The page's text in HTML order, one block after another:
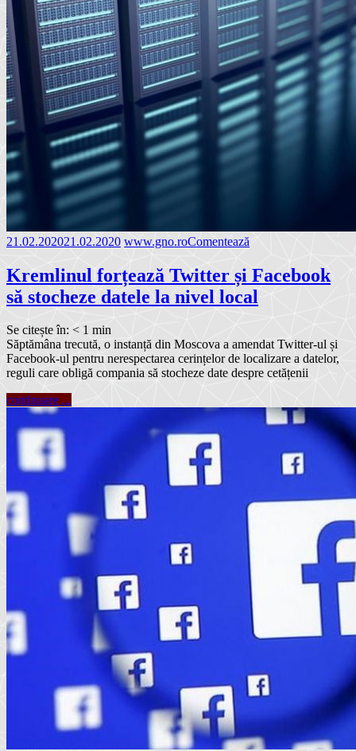
21.02.202021.02.2020 www.gno.roComentează
Kremlinul forțează Twitter și Facebook
să stocheze datele la nivel local
Se citește în: < 1 min
Săptămâna trecută, o instanță din Moscova a amendat Twitter-ul și
Facebook-ul pentru nerespectarea cerințelor de localizare a datelor,
reguli care obligă compania să stocheze date despre cetățenii
continuare ...